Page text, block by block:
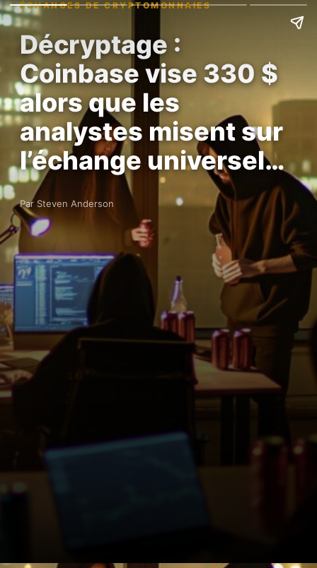
ÉCHANGES DE CRYPTOMONNAIES
Décryptage :
Coinbase vise 330 $
alors que les
analystes misent sur
l’échange universel…
Par Steven Anderson